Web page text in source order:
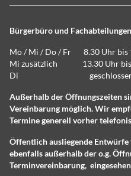
Bürgerbüro und Fachabteilungen
Mo / Mi / Do / Fr 8.30 Uhr bis
Mi zusätzlich 13.30 Uhr bis
Di
Außerhalb der Öffnungszeiten
Vereinbarung möglich. Wir
Termine generell vorher
Öffentlich ausliegende
ebenfalls außerhalb der o.g.
Terminvereinbarung,